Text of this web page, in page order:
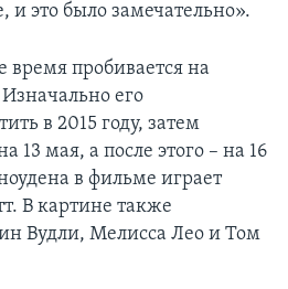
это было замечательно».
время пробивается на
его
в 2015 году, затем
13 мая, а после этого – на 16
в фильме играет
В картине также
Вудли, Мелисса Лео и Том